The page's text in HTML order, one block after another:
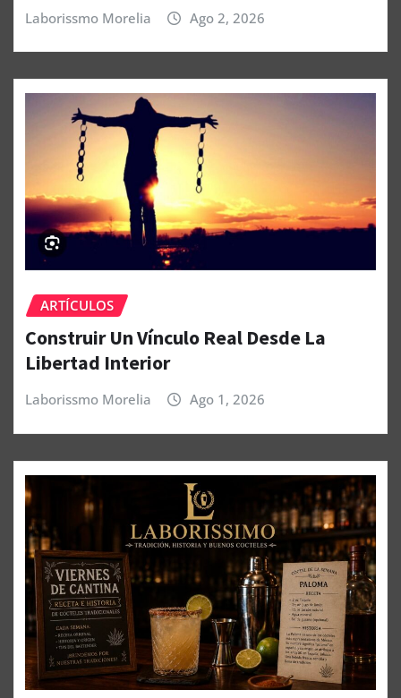
Laborissmo Morelia Ago 2, 2026
ARTÍCULOS
Construir Un Vínculo Real Desde La
Libertad Interior
Laborissmo Morelia Ago 1, 2026